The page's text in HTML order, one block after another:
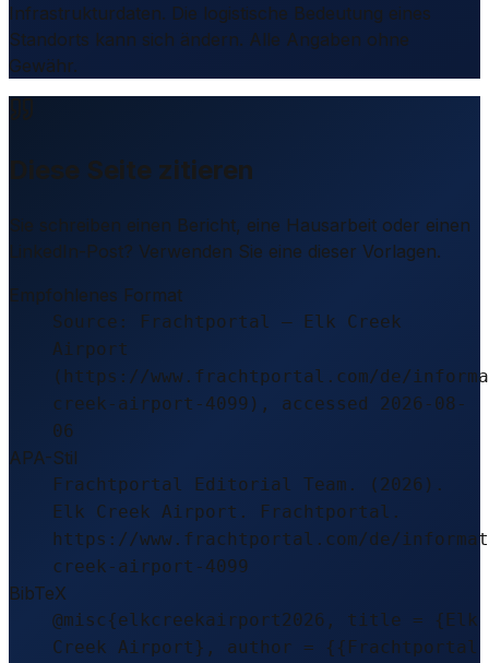
Infrastrukturdaten. Die logistische Bedeutung eines
Standorts kann sich ändern. Alle Angaben ohne
Gewähr.
Diese Seite zitieren
Sie schreiben einen Bericht, eine Hausarbeit oder einen
LinkedIn-Post? Verwenden Sie eine dieser Vorlagen.
Empfohlenes Format
Source: Frachtportal – Elk Creek
Airport
(https://www.frachtportal.com/de/
creek-airport-4099), accessed 2026-08-
06
APA-Stil
Frachtportal Editorial Team. (2026).
Elk Creek Airport. Frachtportal.
https://www.frachtportal.com/de/
creek-airport-4099
BibTeX
@misc{elkcreekairport2026, title = {Elk
Creek Airport}, author = {{Frachtportal